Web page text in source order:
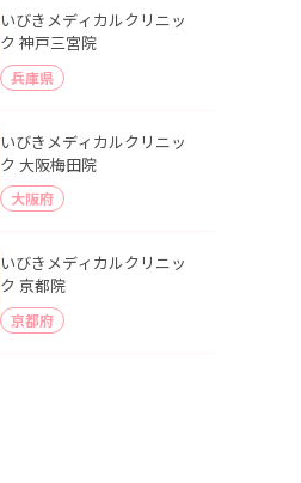
いびきメディカルクリニッ
ク 神戸三宮院
兵庫県
いびきメディカルクリニッ
ク 大阪梅田院
大阪府
いびきメディカルクリニッ
ク 京都院
京都府